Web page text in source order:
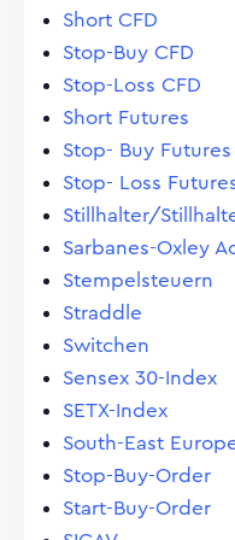
Short CFD
Stop-Buy CFD
Stop-Loss CFD
Short Futures
Stop- Buy Futures
Stop- Loss
Stillhalter/
Sarbanes-Oxley
Stempelsteuern
Straddle
Switchen
Sensex 30-Index
SETX-Index
South-East
Stop-Buy-Order
Start-Buy-Order